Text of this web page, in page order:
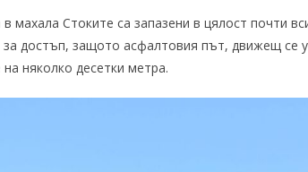
махала Стоките са запазени в цялост почти
достъп, защото асфалтовия път, движещ се
няколко десетки метра.